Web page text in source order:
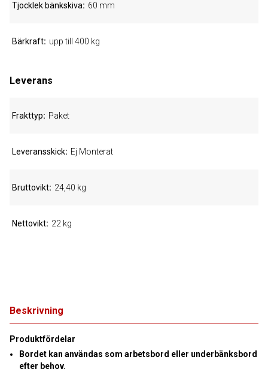
Beskrivning
Produktfördelar
Bordet kan användas som arbetsbord eller underbänksbord
efter behov.
Tjocklek bänkskiva 60 mm
Bärkraft upp till 400 kg
Leverans
Frakttyp Paket
Leveransskick Ej Monterat
Bruttovikt 24,40 kg
Nettovikt 22 kg